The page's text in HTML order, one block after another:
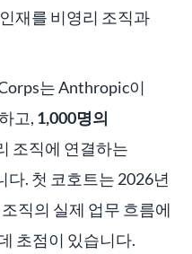
재를 비영리 조직과
는 Anthropic이
고, 1,000명의
조직에 연결하는
. 첫 코호트는 2026년
직의 실제 업무 흐름에
초점이 있습니다.